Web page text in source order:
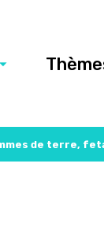
de terre,